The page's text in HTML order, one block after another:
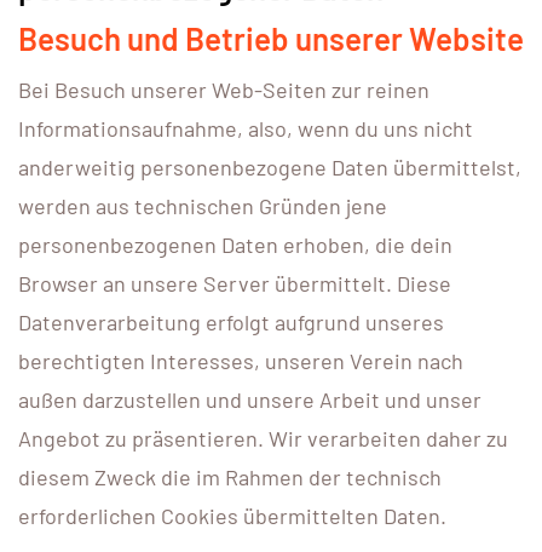
Besuch und Betrieb unserer Website
Bei Besuch unserer Web-Seiten zur reinen
Informationsaufnahme, also, wenn du uns nicht
anderweitig personenbezogene Daten übermittelst,
werden aus technischen Gründen jene
personenbezogenen Daten erhoben, die dein
Browser an unsere Server übermittelt. Diese
Datenverarbeitung erfolgt aufgrund unseres
berechtigten Interesses, unseren Verein nach
außen darzustellen und unsere Arbeit und unser
Angebot zu präsentieren. Wir verarbeiten daher zu
diesem Zweck die im Rahmen der technisch
erforderlichen Cookies übermittelten Daten.